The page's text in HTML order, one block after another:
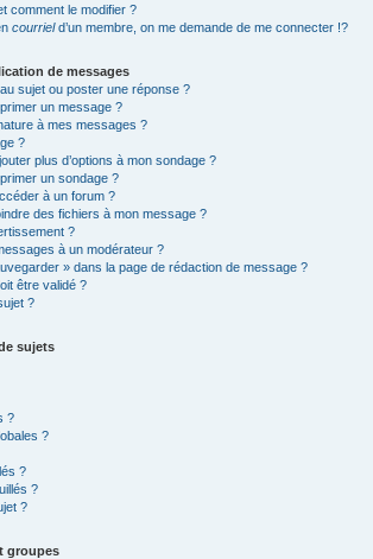
comment le modifier ?
courrield’un membre, on me demande de me connecter !?
de messages
sujet ou poster une réponse ?
un message ?
à mes messages ?
?
plus d’options à mon sondage ?
un sondage ?
à un forum ?
des fichiers à mon message ?
?
à un modérateur ?
» dans la page de rédaction de message ?
être validé ?
?
sujets
?
?
?
?
?
groupes